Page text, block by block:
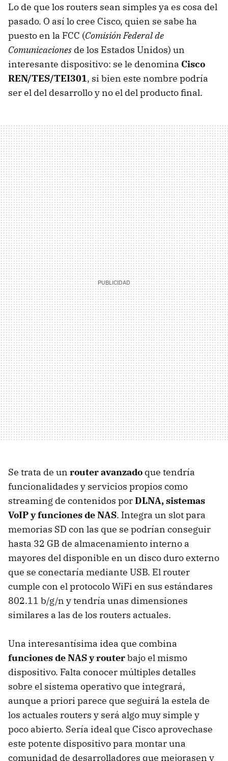
Lo de que los routers sean simples ya es cosa del
pasado. O así lo cree Cisco, quien se sabe ha
puesto en la FCC (Comisión Federal de
Comunicaciones de los Estados Unidos) un
interesante dispositivo: se le denomina Cisco
REN/TES/TEI301, si bien este nombre podría
ser el del desarrollo y no el del producto final.
Se trata de un router avanzado que tendría
funcionalidades y servicios propios como
streaming de contenidos porDLNA, sistemas
VoIP y funciones de NAS. Integra un slot para
memorias SD con las que se podrían conseguir
hasta 32 GB de almacenamiento interno a
mayores del disponible en un disco duro externo
que se conectaría mediante USB. El router
cumple con el protocolo WiFi en sus estándares
802.11 b/g/n y tendría unas dimensiones
similares a las de los routers actuales.
Una interesantísima idea que combina
funciones deNASy routerbajo el mismo
dispositivo. Falta conocer múltiples detalles
sobre el sistema operativo que integrará,
aunque a priori parece que seguirá la estela de
los actuales routers y será algo muy simple y
poco abierto. Sería ideal que Cisco aprovechase
este potente dispositivo para montar una
comunidad de desarrolladores que mejorasen y